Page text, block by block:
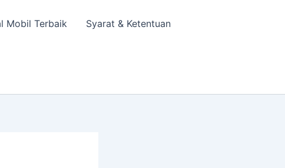
Mobil Terbaik Syarat & Ketentuan